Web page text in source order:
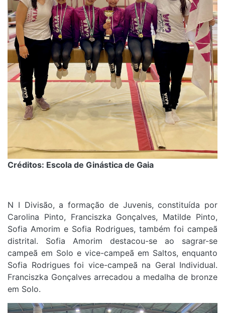
Créditos: Escola de Ginástica de Gaia
N I Divisão, a formação de Juvenis, constituída por
Carolina Pinto, Franciszka Gonçalves, Matilde Pinto,
Sofia Amorim e Sofia Rodrigues, também foi campeã
distrital. Sofia Amorim destacou-se ao sagrar-se
campeã em Solo e vice-campeã em Saltos, enquanto
Sofia Rodrigues foi vice-campeã na Geral Individual.
Franciszka Gonçalves arrecadou a medalha de bronze
em Solo.